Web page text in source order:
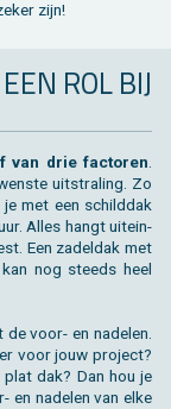
zijn!
ROL BIJ
van drie fac­to­ren
uit­stra­ling. Zo
met een schild­dak
Alles hangt uit­ein­
Een za­del­dak met
nog steeds heel
voor- en na­de­len.
voor jouw pro­ject?
dak? Dan hou je
en na­de­len van elke